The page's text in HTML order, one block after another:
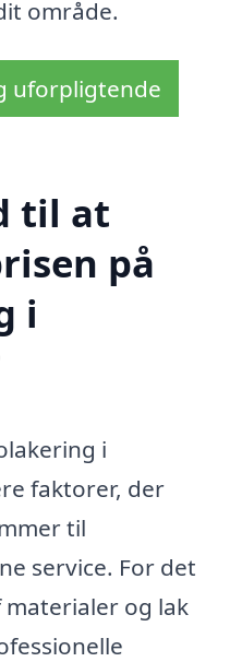
område.
uforpligtende
til at
på
i
i
faktorer, der
til
service. For det
og lak